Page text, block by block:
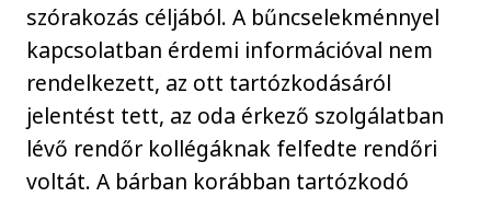
szórakozás céljából. A bűncselekménnyel
kapcsolatban érdemi információval nem
rendelkezett, az ott tartózkodásáról
jelentést tett, az oda érkező szolgálatban
lévő rendőr kollégáknak felfedte rendőri
voltát. A bárban korábban tartózkodó